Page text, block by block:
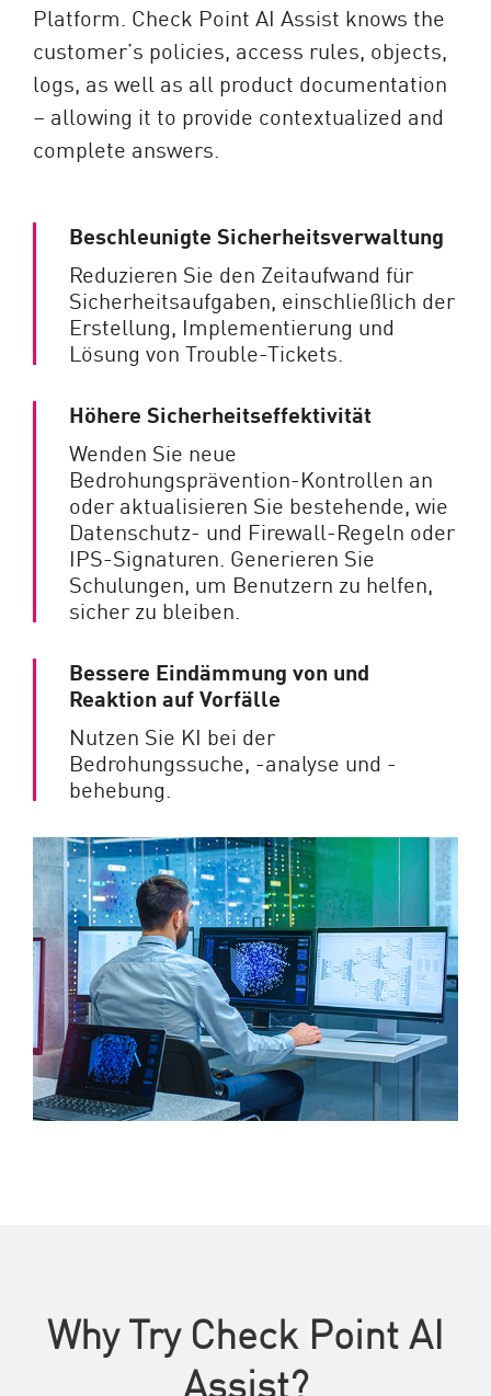
Platform. Check Point AI Assist knows the
customer’s policies, access rules, objects,
logs, as well as all product documentation
– allowing it to provide contextualized and
complete answers.​
Beschleunigte Sicherheitsverwaltung
Reduzieren Sie den Zeitaufwand für
Sicherheitsaufgaben, einschließlich der
Erstellung, Implementierung und
Lösung von Trouble-Tickets.
Höhere Sicherheitseffektivität
Wenden Sie neue
Bedrohungsprävention-Kontrollen an
oder aktualisieren Sie bestehende, wie
Datenschutz- und Firewall-Regeln oder
IPS-Signaturen. Generieren Sie
Schulungen, um Benutzern zu helfen,
sicher zu bleiben.
Bessere Eindämmung von und
Reaktion auf Vorfälle
Nutzen Sie KI bei der
Bedrohungssuche, -analyse und -
behebung.
Why Try Check Point AI
Assist?